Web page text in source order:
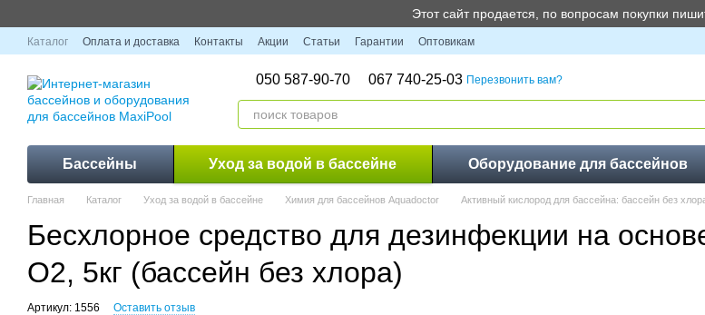
Этот сайт продается, по вопросам покупки
Каталог Оплата и доставка Контакты Акции Статьи Гарантии Оптовикам
050 587-90-70 067 740-25-03 Перезвонить вам?
Бассейны Уход за водой в бассейне Оборудование для бассейнов
Главная Каталог Уход за водой в бассейне Химия для бассейнов Aquadoctor Активный кислород для бассейна: бассейн без
Бесхлорное средство для дезинфекции на
O2, 5кг (бассейн без хлора)
Артикул: 1556 Оставить отзыв